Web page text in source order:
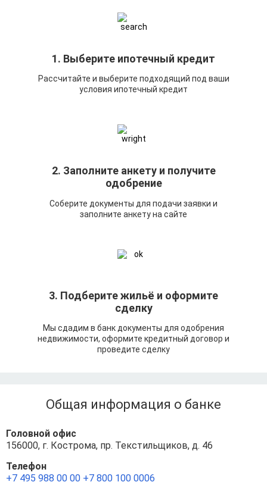
1. Выберите ипотечный кредит
Рассчитайте и выберите подходящий под ваши
условия ипотечный кредит
2. Заполните анкету и получите
одобрение
Соберите документы для подачи заявки и
заполните анкету на сайте
3. Подберите жильё и оформите
сделку
Мы сдадим в банк документы для одобрения
недвижимости, оформите кредитный договор и
проведите сделку
Общая информация о банке
Головной офис
156000, г. Кострома, пр. Текстильщиков, д. 46
Телефон
+7 495 988 00 00 +7 800 100 0006